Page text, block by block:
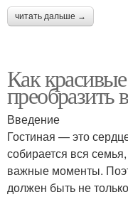
читать дальше →
Как
преобразить
Введение
Гостиная — это
собирается вся
важные моменты.
должен быть не